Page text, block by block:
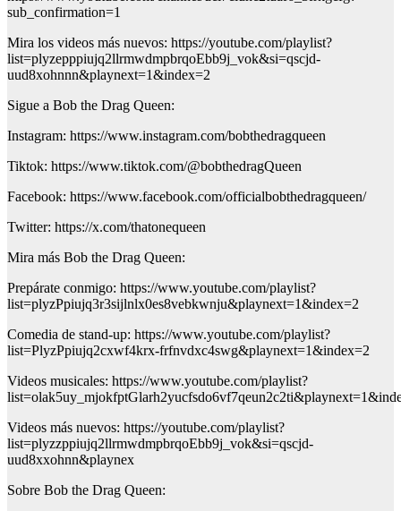
sub_confirmation=1
Mira los videos más nuevos: https://youtube.com/playlist?
list=plyzepppiujq2llrmwdmpbrqoEbb9j_vok&si=qscjd-
uud8xohnnn&playnext=1&index=2
Sigue a Bob the Drag Queen:
Instagram: https://www.instagram.com/bobthedragqueen
Tiktok: https://www.tiktok.com/@bobthedragQueen
Facebook: https://www.facebook.com/officialbobthedragqueen/
Twitter: https://x.com/thatonequeen
Mira más Bob the Drag Queen:
Prepárate conmigo: https://www.youtube.com/playlist?
list=plyzPpiujq3r3sijlnlx0es8vebkwnju&playnext=1&index=2
Comedia de stand-up: https://www.youtube.com/playlist?
list=PlyzPpiujq2cxwf4krx-frfnvdxc4swg&playnext=1&index=2
Videos musicales: https://www.youtube.com/playlist?
Videos más nuevos: https://youtube.com/playlist?
list=plyzzppiujq2llrmwdmpbrqoEbb9j_vok&si=qscjd-
uud8xxohnn&playnex
Sobre Bob the Drag Queen: